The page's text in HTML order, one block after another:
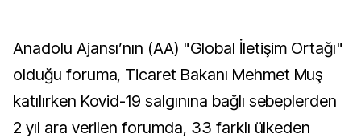
Anadolu Ajansı’nın (AA) "Global İletişim Ortağı"
olduğu foruma, Ticaret Bakanı Mehmet Muş
katılırken Kovid-19 salgınına bağlı sebeplerden
2 yıl ara verilen forumda, 33 farklı ülkeden